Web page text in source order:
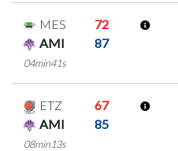
MES
72
AMI
87
04min41s
ETZ
67
AMI
85
08min13s